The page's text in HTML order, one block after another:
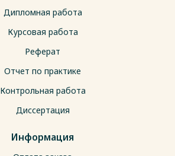
Дипломная работа
Курсовая работа
Реферат
Отчет по практике
Контрольная работа
Диссертация
Информация